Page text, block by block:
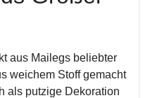
aus Mailegs beliebter
weichem Stoff gemacht
als putzige Dekoration